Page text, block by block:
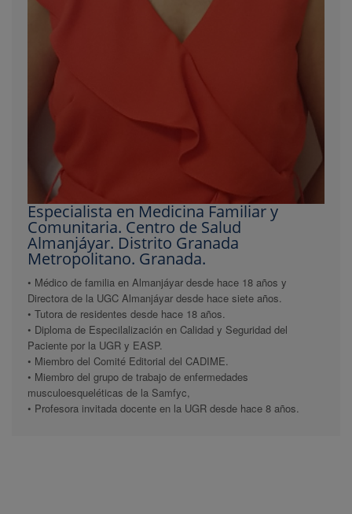
Especialista en Medicina Familiar y
Comunitaria. Centro de Salud
Almanjáyar. Distrito Granada
Metropolitano. Granada.
• Médico de familia en Almanjáyar desde hace 18 años y
Directora de la UGC Almanjáyar desde hace siete años.
• Tutora de residentes desde hace 18 años.
• Diploma de Especilalización en Calidad y Seguridad del
Paciente por la UGR y EASP.
• Miembro del Comité Editorial del CADIME.
• Miembro del grupo de trabajo de enfermedades
musculoesqueléticas de la Samfyc,
• Profesora invitada docente en la UGR desde hace 8 años.